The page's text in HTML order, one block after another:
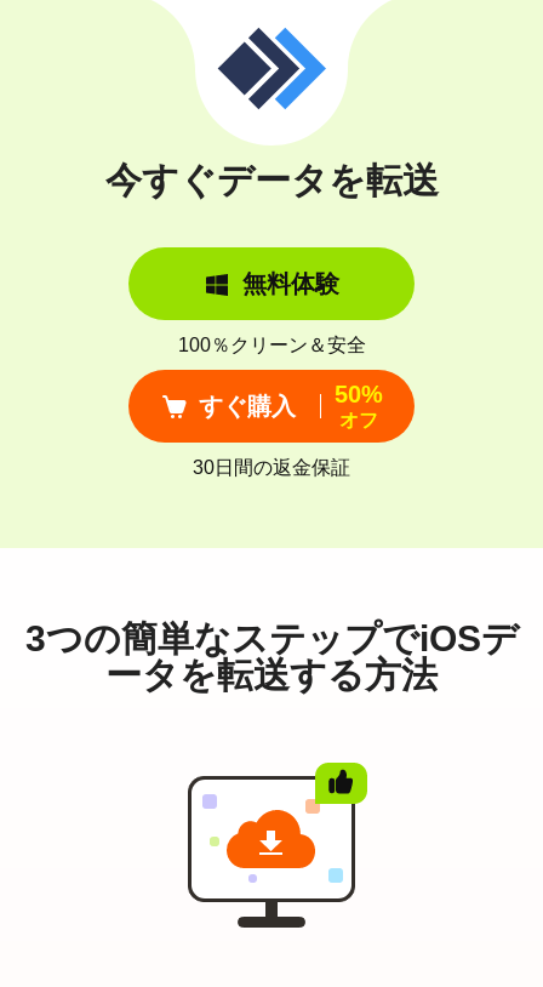
今すぐデータを転送
無料体験
100％クリーン＆安全
すぐ購入 50%
オフ
30日間の返金保証
3つの簡単なステップでiOSデ
ータを転送する方法